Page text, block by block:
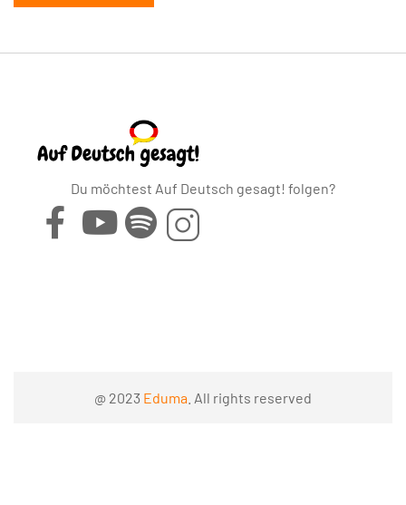
Du möchtest Auf Deutsch gesagt! folgen?
@ 2023 Eduma . All rights reserved